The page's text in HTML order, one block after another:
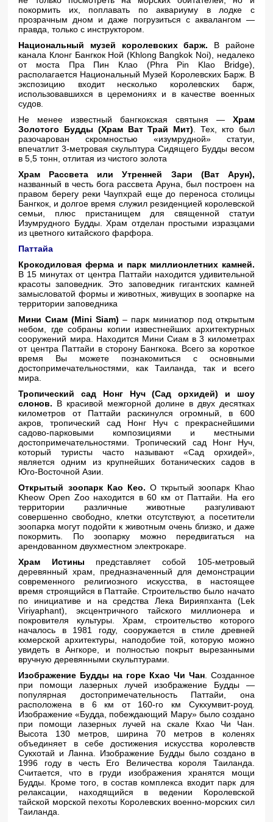
покормить их, поплавать по аквариуму в лодке с
прозрачным дном и даже погрузиться с аквалангом —
правда, только с инструктором.
Национальный музей королевских барж. В районе
канала Клонг Бангкок Ной (Khlong Bangkok Noi), недалеко
от моста Пра Пин Клао (Phra Pin Klao Bridge),
располагается Национальный Музей Королевских Барж. В
экспозицию входит несколько королевских барж,
использовавшихся в церемониях и в качестве военных
судов.
Не менее известный бангкокская святыня — Храм
Золотого Будды (Храм Ват Трай Мит) . Тех, кто был
разочарован скромностью «изумрудной» статуи,
впечатлит 3-метровая скульптура Сидящего Будды весом
в 5,5 тонн, отлитая из чистого золота
Храм Рассвета или Утренней Зари (Ват Арун),
названный в честь бога рассвета Аруна, был построен на
правом берегу реки Чаупхрай еще до переноса столицы
Бангкок, и долгое время служил резиденцией королевской
семьи, плюс пристанищем для священной статуи
Изумрудного Будды. Храм отделан простыми изразцами
из цветного китайского фарфора.
Паттайа
Крокодиловая ферма и парк миллионлетних камней.
В 15 минутах от центра Паттайи находится удивительной
красоты заповедник. Это заповедник гигантских камней
замысловатой формы и животных, живущих в зоопарке на
территории заповедника
Мини Сиам (Mini Siam) – парк миниатюр под открытым
небом, где собраны копии известнейших архитектурных
сооружений мира. Находится Мини Сиам в 3 километрах
от центра Паттайи в сторону Бангкока. Всего за короткое
время Вы можете познакомиться с основными
достопримечательностями, как Таиланда, так и всего
мира.
Тропический сад Нонг Нуч (Сад орхидей) и шоу
слонов. В красивой межгорной долине в двух десятках
километров от Паттайи раскинулся огромный, в 600
акров, тропический сад Нонг Нуч с прекраснейшими
садово-парковыми композициями и местными
достопримечательностями. Тропический сад Нонг Нуч,
который туристы часто называют «Сад орхидей»,
является одним из крупнейших ботанических садов в
Юго-Восточной Азии.
Открытый зоопарк Као Кео. О ткрытый зоопарк Khao
Kheow Open Zoo находится в 60 км от Паттайи. На его
территории различные животные разгуливают
совершенно свободно, клетки отсутствуют, а посетители
зоопарка могут подойти к животным очень близко, и даже
покормить. По зоопарку можно передвигаться на
арендованном двухместном электрокаре.
Храм Истины представляет собой 105-метровый
деревянный храм, предназначенный для демонстрации
современного религиозного искусства, в настоящее
время строящийся в Паттайе. Строительство было начато
по инициативе и на средства Лека Вирияпханта (Lek
Viriyaphant), эксцентричного тайского миллионера и
покровителя культуры. Храм, строительство которого
началось в 1981 году, сооружается в стиле древней
кхмерской архитектуры, наподобие той, которую можно
увидеть в Ангкоре, и полностью покрыт вырезанными
вручную деревянными скульптурами.
Изображение Будды на горе Кхао Чи Чан. Созданное
при помощи лазерных лучей изображение Будды —
популярная достопримечательность Паттайи, она
расположена в 6 км от 160-го км Сукхумвит-роуд.
Изображение «Будда, побеждающий Мару» было создано
при помощи лазерных лучей на скале Кхао Чи Чан.
Высота 130 метров, ширина 70 метров в коленях
объединяет в себе достижения искусства королевств
Сукхотай и Ланна. Изображение Будды было создано в
1996 году в честь Его Величества короля Таиланда.
Считается, что в груди изображения хранятся мощи
Будды. Кроме того, в состав комплекса входит парк для
релаксации, находящийся в ведении Королевской
тайской морской пехоты Королевских военно-морских сил
Таиланда.